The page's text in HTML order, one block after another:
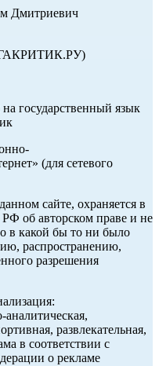
Дмитриевич
государственный язык
(для сетевого
сайте, охраняется в
РФ об авторском праве и не
в какой бы то ни было
распространению,
разрешения
развлекательная,
в соответствии с
о рекламе